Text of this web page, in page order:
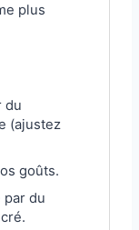
plus
du
(ajustez
goûts.
par du